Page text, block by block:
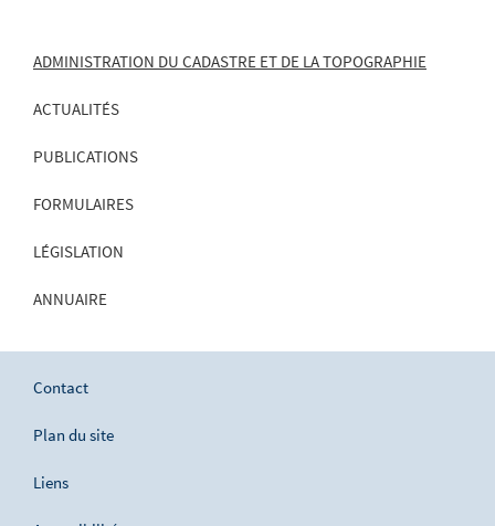
ADMINISTRATION DU CADASTRE ET DE LA TOPOGRAPHIE
ACTUALITÉS
PUBLICATIONS
FORMULAIRES
LÉGISLATION
ANNUAIRE
Contact
Plan du site
Liens